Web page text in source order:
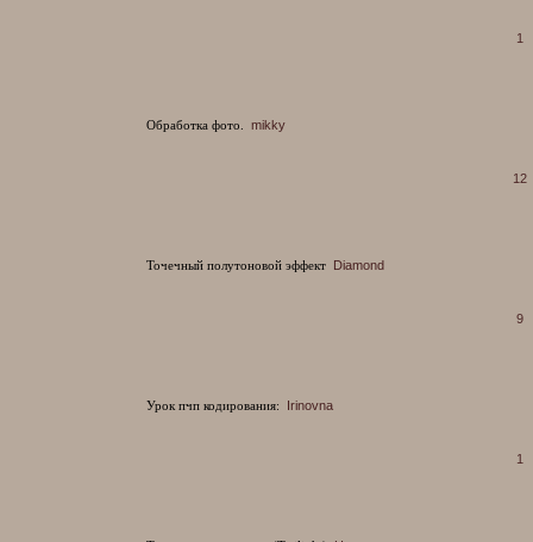
1
Обработка фото. mikky
12
Точечный полутоновой эффект Diamond
9
Урок пчп кодирования: Irinovna
1